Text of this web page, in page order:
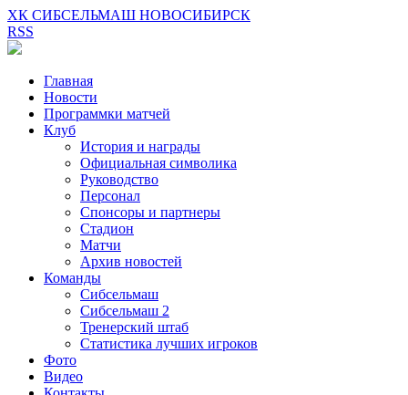
ХК СИБСЕЛЬМАШ НОВОСИБИРСК
RSS
Главная
Новости
Программки матчей
Клуб
История и награды
Официальная символика
Руководство
Персонал
Спонсоры и партнеры
Стадион
Матчи
Архив новостей
Команды
Сибсельмаш
Сибсельмаш 2
Тренерский штаб
Статистика лучших игроков
Фото
Видео